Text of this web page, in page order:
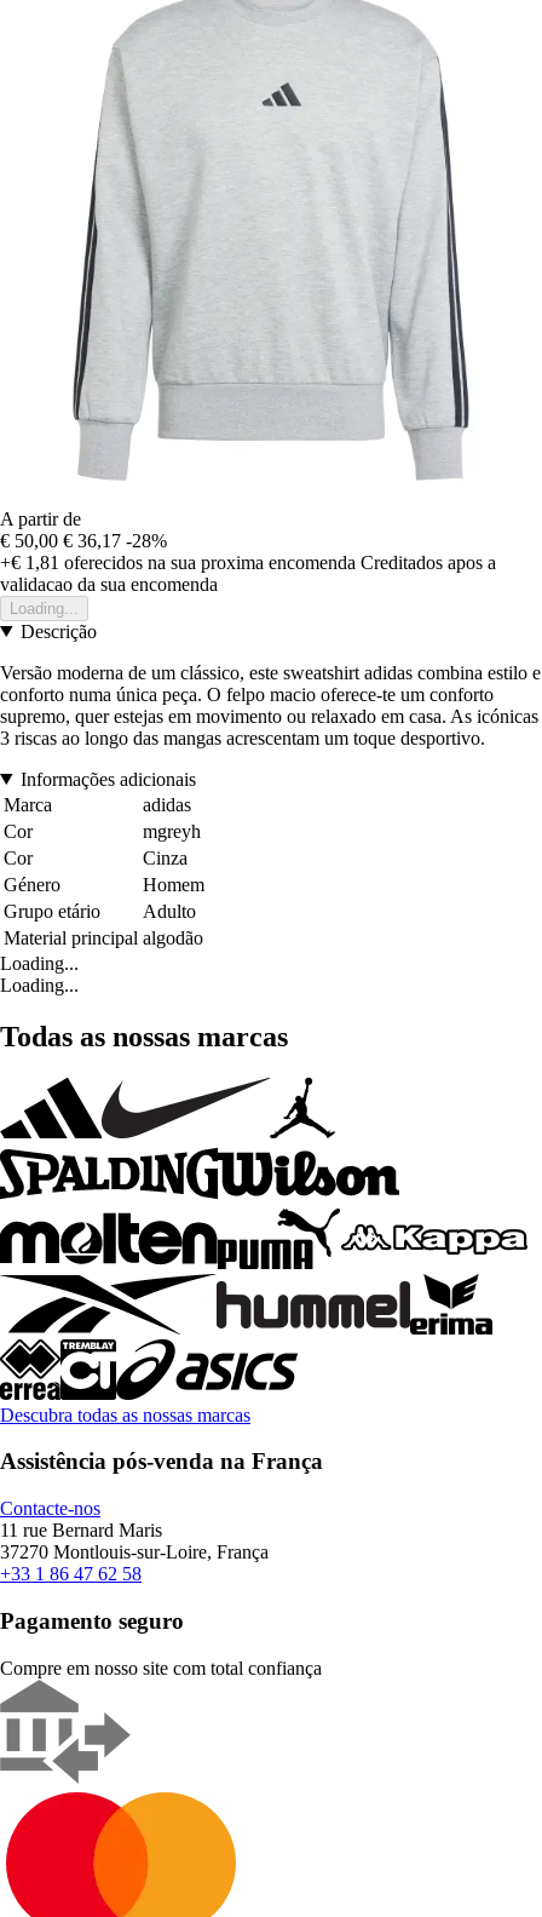
A partir de
€ 50,00 € 36,17 -28%
+€ 1,81 oferecidos na sua proxima encomenda Creditados apos a
validacao da sua encomenda
Loading...
Descrição
Versão moderna de um clássico, este sweatshirt adidas combina estilo e
conforto numa única peça. O felpo macio oferece-te um conforto
supremo, quer estejas em movimento ou relaxado em casa. As icónicas
3 riscas ao longo das mangas acrescentam um toque desportivo.
Informações adicionais
Marca
adidas
Cor
mgreyh
Cor
Cinza
Género
Homem
Grupo etário
Adulto
Material principal algodão
Loading...
Loading...
Todas as nossas marcas
Descubra todas as nossas marcas
Assistência pós-venda na França
Contacte-nos
11 rue Bernard Maris
37270 Montlouis-sur-Loire, França
+33 1 86 47 62 58
Pagamento seguro
Compre em nosso site com total confiança